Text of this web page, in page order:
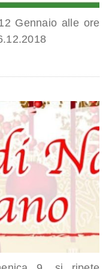
Gennaio alle ore